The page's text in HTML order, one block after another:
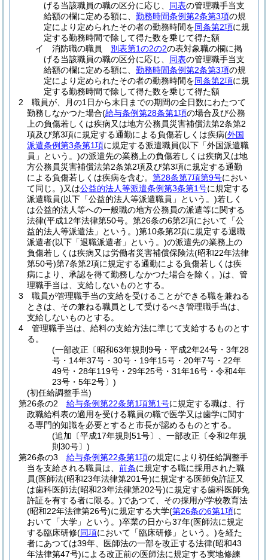
げる当該職員の職の区分に応じ、 同表の管理職手当支
給額の欄に定める額に、 勤務時間条例第2条第3項の規
定により定められたその者の勤務時間を同条第2項に規
定する勤務時間で除して得た数を乗じて得た額
イ
消防職の職員 別表第1の2の2の表対象職の欄に掲
げる当該職員の職の区分に応じ、 同表の管理職手当支
給額の欄に定める額に、 勤務時間条例第2条第3項の規
定により定められたその者の勤務時間を同条第2項に規
定する勤務時間で除して得た数を乗じて得た額
2
職員が、月の1日から末日までの期間の全日数にわたつて
勤務しなかつた場合(給与条例第28条第1項の場合及び公務
上の負傷若しくは疾病又は地方公務員災害補償法第2条第2
項及び第3項に規定する通勤による負傷若しくは疾病(外国
派遣条例第3条第1項に規定する派遣職員(以下「外国派遣職
員」という。)の派遣先の業務上の負傷若しくは疾病又は地
方公務員災害補償法第2条第2項及び第3項に規定する通勤
による負傷若しくは疾病を含む。 第28条第7項第9号におい
て同じ。)又は公益的法人等派遣条例第3条第1号に規定する
派遣職員(以下「公益的法人等派遣職員」という。)若しく
は公益的法人等への一般職の地方公務員の派遣等に関する
法律(平成12年法律第50号。第26条の6第2項において「公
益的法人等派遣法」という。)第10条第2項に規定する退職
派遣者(以下「退職派遣者」という。)の派遣先の業務上の
負傷若しくは疾病又は労働者災害補償保険法(昭和22年法律
第50号)第7条第2項に規定する通勤による負傷若しくは疾
病により、承認を得て勤務しなかつた場合を除く。)は、管
理職手当は、支給しないものとする。
3
職員が管理職手当の支給を受けることができる職を兼ねる
ときは、その兼ねる職員として受けるべき管理職手当は、
支給しないものとする。
4
管理職手当は、給料の支給方法に準じて支給するものとす
る。
(一部改正〔昭和63年規則9号・平成2年24号・3年28
号・14年37号・30号・19年15号・20年7号・22年
49号・28年119号・29年25号・31年16号・令和4年
23号・5年2号〕)
(初任給調整手当)
第26条の2
給与条例第22条第1項第1号に規定する職は、行
政職給料表の適用を受ける職員の職で医学又は歯学に関す
る専門的知識を必要とすると市長が認めるものとする。
(追加〔平成17年規則51号〕、一部改正〔令和2年規
則30号〕)
第26条の3
給与条例第22条第1項の規定により初任給調整手
当を支給される職員は、 前条に規定する職に採用された職
員(医師法(昭和23年法律第201号)に規定する医師免許証又
は歯科医師法(昭和23年法律第202号)に規定する歯科医師免
許証を有する者に限る。)であつて、その採用が学校教育法
(昭和22年法律第26号)に規定する大学(第26条の6第1項に
おいて「大学」という。)卒業の日から37年(医師法に規定
する臨床研修(同項において「臨床研修」という。)を経た
者にあつては39年、医師法の一部を改正する法律(昭和43
年法律第47号)による改正前の医師法に規定する実地修練